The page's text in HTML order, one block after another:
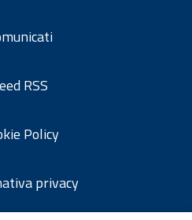
RSS
Policy
privacy